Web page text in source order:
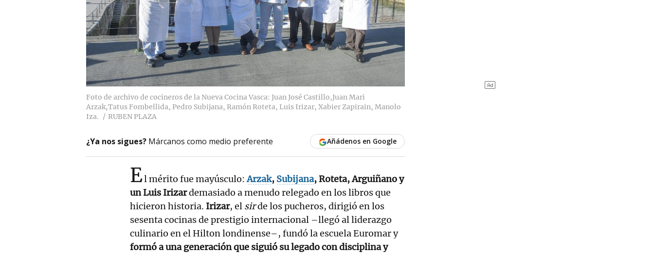
Foto de archivo de cocineros de la Nueva Cocina Vasca: Juan José Castillo,Juan Mari
Arzak,Tatus Fombellida, Pedro Subijana, Ramón Roteta, Luis Irizar, Xabier Zapirain, Manolo
Iza.
RUBEN PLAZA
¿Ya nos sigues? Márcanos como medio preferente Añádenos en Google
El mérito fue mayúsculo:Arzak, Subijana, Roteta, Arguiñano y
un Luis Irizardemasiado a menudo relegado en los libros que
hicieron historia. Irizar, el sirde los pucheros, dirigió en los
sesenta cocinas de prestigio internacional –llegó al liderazgo
culinario en el Hilton londinense–, fundó la escuela Euromar y
formó a una generación que siguió su legado con disciplina y